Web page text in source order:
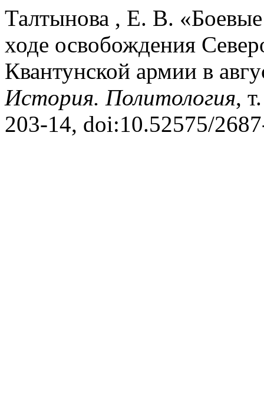
Талтынова , Е. В. «Боевые
ходе освобождения
Квантунской армии в
История. Политология,
203-14, doi:10.52575/